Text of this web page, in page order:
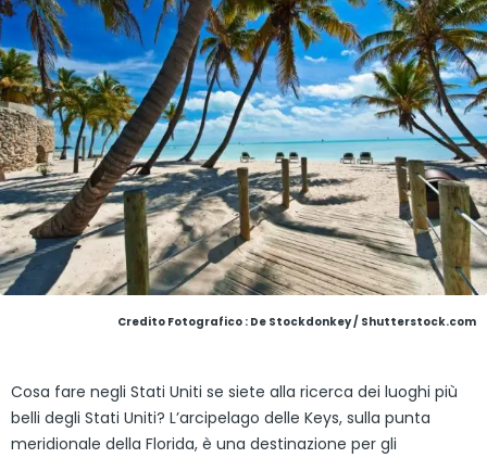
Credito Fotografico : De Stockdonkey / Shutterstock.com
Cosa fare negli Stati Uniti se siete alla ricerca dei luoghi più
belli degli Stati Uniti? L’arcipelago delle Keys, sulla punta
meridionale della Florida, è una destinazione per gli